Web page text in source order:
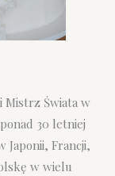
Mistrz Świata w
30 letniej
Japonii, Francji,
w wielu